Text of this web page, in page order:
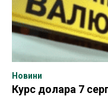
Новини
Курс долара 7